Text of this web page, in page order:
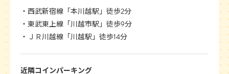
西武新宿線「本川越駅」徒歩2分
東武東上線「川越市駅」徒歩9分
ＪＲ川越線「川越駅」徒歩14分
近隣コインパーキング